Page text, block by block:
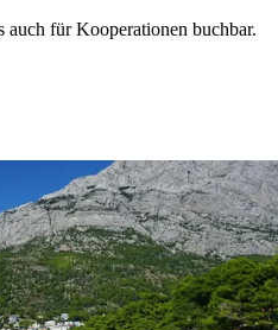
auch für Kooperationen buchbar.